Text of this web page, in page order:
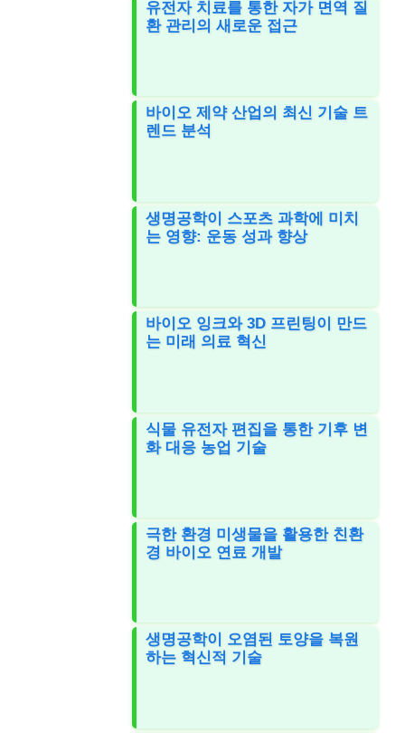
유전자 치료를 통한 자가 면역 질
환 관리의 새로운 접근
바이오 제약 산업의 최신 기술 트
렌드 분석
생명공학이 스포츠 과학에 미치
는 영향: 운동 성과 향상
바이오 잉크와 3D 프린팅이 만드
는 미래 의료 혁신
식물 유전자 편집을 통한 기후 변
화 대응 농업 기술
극한 환경 미생물을 활용한 친환
경 바이오 연료 개발
생명공학이 오염된 토양을 복원
하는 혁신적 기술